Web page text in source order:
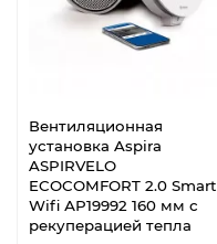
Вентиляционная
установка Aspira
ASPIRVELO
ECOCOMFORT 2.0 Smart
Wifi АР19992 160 мм с
рекуперацией тепла